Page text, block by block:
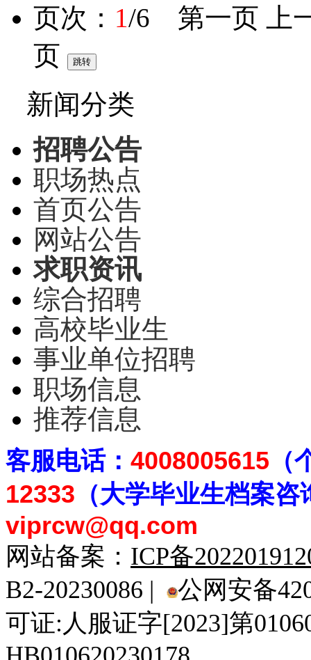
页次： 1/6 第一页 上
页
新闻分类
招聘公告
职场热点
首页公告
网站公告
求职资讯
综合招聘
高校毕业生
事业单位招聘
职场信息
推荐信息
客服电话： 4008005615
12333 （大学毕业生档案咨
viprcw@qq.com
网站备案： ICP备
B2-20230086 |
公网安备
可证:人服证字[2023]第